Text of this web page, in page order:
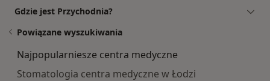
Gdzie jest Przychodnia?
Powiązane wyszukiwania
Najpopularniesze centra medyczne
Stomatologia centra medyczne w Łodzi